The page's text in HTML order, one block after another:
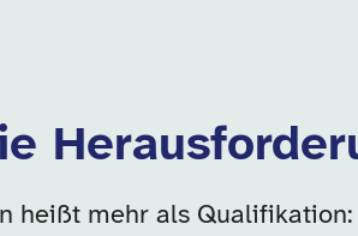
heißt mehr als